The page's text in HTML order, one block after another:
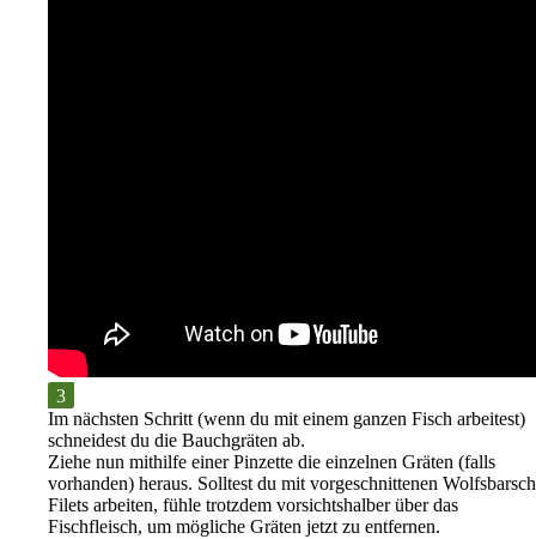
Im nächsten Schritt (wenn du mit einem ganzen Fisch arbeitest)
schneidest du die Bauchgräten ab.
Ziehe nun mithilfe einer Pinzette die einzelnen Gräten (falls
vorhanden) heraus. Solltest du mit vorgeschnittenen Wolfsbarsch
Filets arbeiten, fühle trotzdem vorsichtshalber über das
Fischfleisch, um mögliche Gräten jetzt zu entfernen.